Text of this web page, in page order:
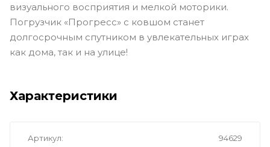
визуального восприятия и мелкой моторики.
Погрузчик «Прогресс» с ковшом станет
долгосрочным спутником в увлекательных играх
как дома, так и на улице!
Характеристики
Артикул
94629